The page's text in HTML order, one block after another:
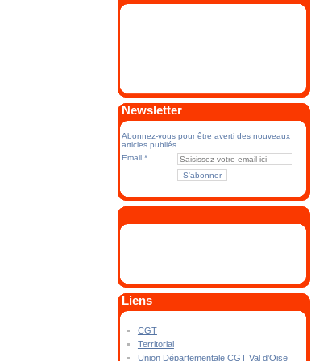
Newsletter
Abonnez-vous pour être averti des nouveaux
articles publiés.
Email
Liens
CGT
Territorial
Union Départementale CGT Val d'Oise